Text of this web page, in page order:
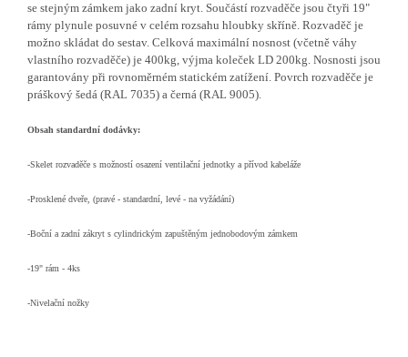
se stejným zámkem jako zadní kryt. Součástí rozvaděče jsou čtyři 19"
rámy plynule posuvné v celém rozsahu hloubky skříně. Rozvaděč je
možno skládat do sestav. Celková maximální nosnost (včetně váhy
vlastního rozvaděče) je 400kg, výjma koleček LD 200kg. Nosnosti jsou
garantovány při rovnoměrném statickém zatížení. Povrch rozvaděče je
práškový šedá (RAL 7035) a černá (RAL 9005).
Obsah standardní dodávky:
-Skelet rozvaděče s možností osazení ventilační jednotky a přívod kabeláže
-Prosklené dveře, (pravé - standardní, levé - na vyžádání)
-Boční a zadní zákryt s cylindrickým zapuštěným jednobodovým zámkem
-19" rám - 4ks
-Nivelační nožky